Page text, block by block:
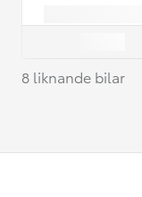
8 liknande bilar